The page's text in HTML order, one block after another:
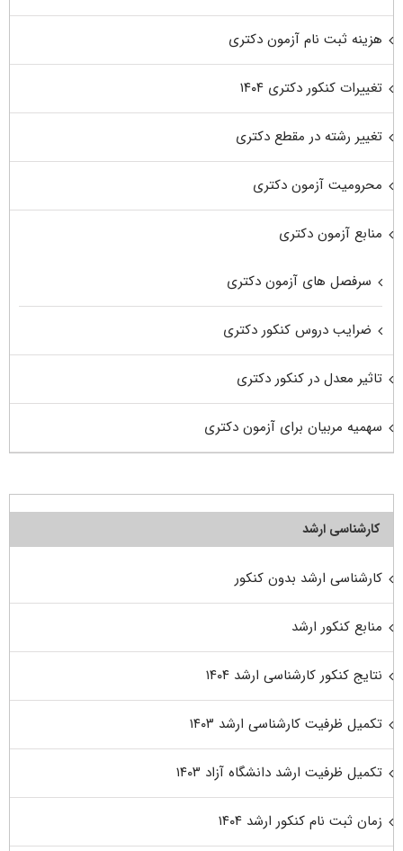
هزینه ثبت نام آزمون دکتری
تغییرات کنکور دکتری ۱۴۰۴
تغییر رشته در مقطع دکتری
محرومیت آزمون دکتری
منابع آزمون دکتری
سرفصل های آزمون دکتری
ضرایب دروس کنکور دکتری
تاثیر معدل در کنکور دکتری
سهمیه مربیان برای آزمون دکتری
کارشناسی ارشد
کارشناسی ارشد بدون کنکور
منابع کنکور ارشد
نتایج کنکور کارشناسی ارشد ۱۴۰۴
تکمیل ظرفیت کارشناسی ارشد ۱۴۰۳
تکمیل ظرفیت ارشد دانشگاه آزاد ۱۴۰۳
زمان ثبت نام کنکور ارشد ۱۴۰۴